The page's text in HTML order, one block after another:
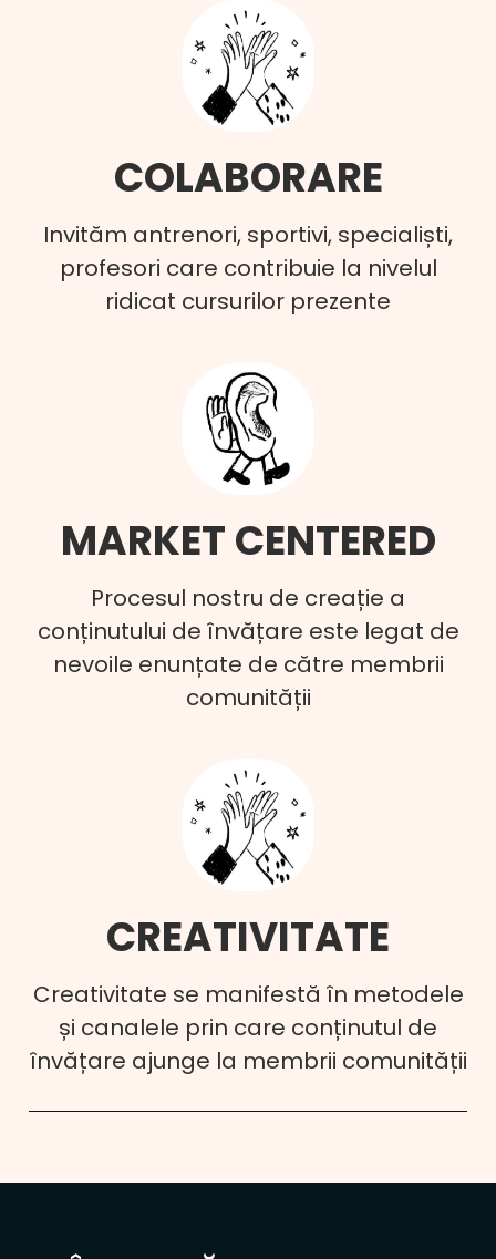
COLABORARE
Invităm antrenori, sportivi, specialiști,
profesori care contribuie la nivelul
ridicat cursurilor prezente
MARKET CENTERED
Procesul nostru de creație a
conținutului de învățare este legat de
nevoile enunțate de către membrii
comunității
CREATIVITATE
Creativitate se manifestă în metodele
și canalele prin care conținutul de
învățare ajunge la membrii comunității